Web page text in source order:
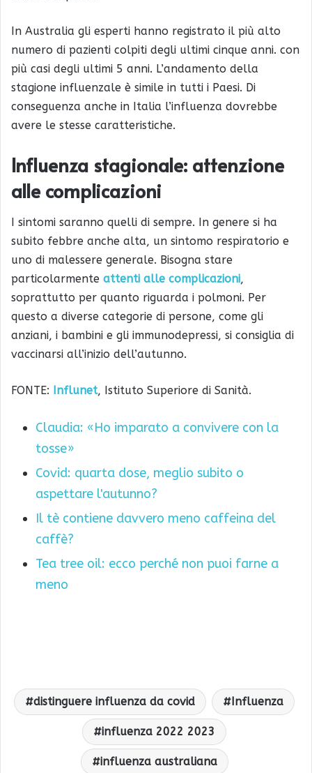
In Australia gli esperti hanno registrato il più alto
numero di pazienti colpiti degli ultimi cinque anni. con
più casi degli ultimi 5 anni. L’andamento della
stagione influenzale è simile in tutti i Paesi. Di
conseguenza anche in Italia l’influenza dovrebbe
avere le stesse caratteristiche.
Influenza stagionale: attenzione
alle complicazioni
I sintomi saranno quelli di sempre. In genere si ha
subito febbre anche alta, un sintomo respiratorio e
uno di malessere generale. Bisogna stare
particolarmente attenti alle complicazioni,
soprattutto per quanto riguarda i polmoni. Per
questo a diverse categorie di persone, come gli
anziani, i bambini e gli immunodepressi, si consiglia di
vaccinarsi all’inizio dell’autunno.
FONTE: Influnet, Istituto Superiore di Sanità.
Claudia: «Ho imparato a convivere con la
tosse»
Covid: quarta dose, meglio subito o
aspettare l'autunno?
Il tè contiene davvero meno caffeina del
caffè?
Tea tree oil: ecco perché non puoi farne a
meno
distinguere influenza da covid Influenza
influenza 2022 2023
influenza australiana